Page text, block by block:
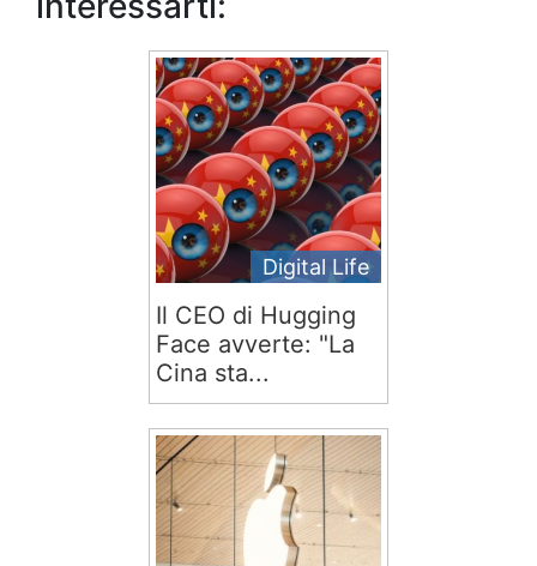
Digital Life
Il CEO di Hugging
Face avverte: "La
Cina sta...